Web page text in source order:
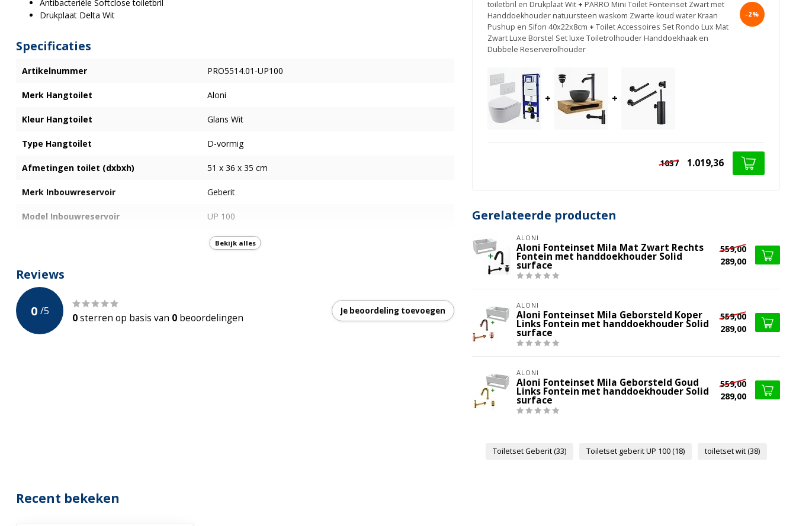
Antibacteriële Softclose toiletbril
Drukplaat Delta Wit
Specificaties
Artikelnummer PRO5514.01-UP100
Merk Hangtoilet Aloni
Kleur Hangtoilet Glans Wit
Type Hangtoilet D-vormig
Afmetingen toilet (dxbxh) 51 x 36 x 35 cm
Merk Inbouwreservoir Geberit
Model Inbouwreservoir UP 100
Delta-01 Wit
Diepspoel
Met bidet Ja - Temperatuur en sterkte instelbaar
Toiletbril
Bekijk alles
Reviews
0 /5
0sterren op basis van 0 beoordelingen
Je beoordeling toevoegen
toiletbril en Drukplaat Wit + PARRO Mini Toilet Fonteinset Zwart met
Handdoekhouder natuursteen waskom Zwarte koud water Kraan
Pushup en Sifon 40x22x8cm + Toilet Accessoires Set Rondo Lux Mat
Zwart Luxe Borstel Set luxe Toiletrolhouder Handdoekhaak en
Dubbele Reserverolhouder
-2%
+ +
1037 1.019,36
Gerelateerde producten
ALONI
Aloni Fonteinset Mila Mat Zwart Rechts
Fontein met handdoekhouder Solid
surface
559,00
289,00
ALONI
Aloni Fonteinset Mila Geborsteld Koper
Links Fontein met handdoekhouder Solid
surface
559,00
289,00
ALONI
Aloni Fonteinset Mila Geborsteld Goud
Links Fontein met handdoekhouder Solid
surface
559,00
289,00
Toiletset Geberit(33) Toiletset geberit UP 100(18) toiletset wit(38)
Recent bekeken